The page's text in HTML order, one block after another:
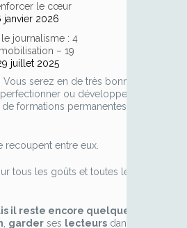
serez en de très bonnes
ou développer
formations permanentes
recoupent entre eux.
tous les goûts et toutes les
il reste encore quelques
garderses lecteursdans
le cœur
janvier 2026
journalisme : 4
– 19
juillet 2025